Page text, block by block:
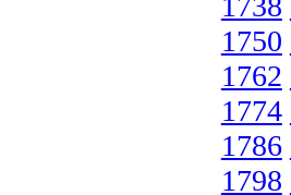
1750
1762
1774
1786
1798